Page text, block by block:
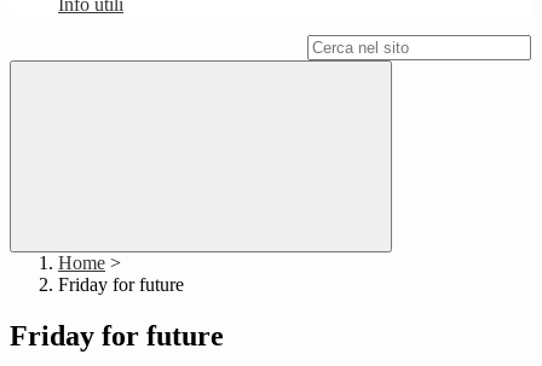
Info utili
Home >
Friday for future
Friday for future